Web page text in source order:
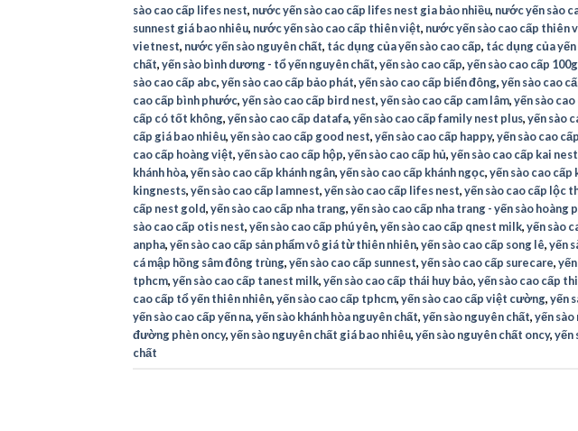
sào cao cấp lifes nest, nước yến sào cao cấp lifes nest gia bảo nhiều, nước yến sào
sunnest giá bao nhiêu, nước yến sào cao cấp thiên việt, nước yến sào cao cấp thiên
vietnest, nước yến sào nguyên chất, tác dụng của yến sào cao cấp, tác dụng của
chất,yến sào bình dương - tổ yến nguyên chất,yến sào cao cấp,yến sào cao cấp
sào cao cấp abc,yến sào cao cấp bảo phát,yến sào cao cấp biển đông,yến sào cao
cao cấp bình phước,yến sào cao cấp bird nest,yến sào cao cấp cam lâm,yến sào
cấp có tốt không,yến sào cao cấp datafa,yến sào cao cấp family nest plus,yến sào
cấp giá bao nhiêu,yến sào cao cấp good nest,yến sào cao cấp happy,yến sào cao
cao cấp hoàng việt,yến sào cao cấp hộp,yến sào cao cấp hủ,yến sào cao cấp kai nest
khánh hòa,yến sào cao cấp khánh ngân,yến sào cao cấp khánh ngọc,yến sào cao
kingnests,yến sào cao cấp lamnest,yến sào cao cấp lifes nest,yến sào cao cấp lộc
cấp nest gold,yến sào cao cấp nha trang,yến sào cao cấp nha trang - yến sào hoàng
sào cao cấp otis nest,yến sào cao cấp phú yên,yến sào cao cấp qnest milk,yến sào
anpha,yến sào cao cấp sản phẩm vô giá từ thiên nhiên,yến sào cao cấp song lê,yến
cá mập hồng sâm đông trùng,yến sào cao cấp sunnest,yến sào cao cấp surecare,
tphcm,yến sào cao cấp tanest milk,yến sào cao cấp thái huy bảo,yến sào cao cấp
cao cấp tổ yến thiên nhiên,yến sào cao cấp tphcm,yến sào cao cấp việt cường,yến
yến sào cao cấp yến na,yến sào khánh hòa nguyên chất,yến sào nguyên chất,yến
đường phèn oncy,yến sào nguyên chất giá bao nhiêu,yến sào nguyên chất oncy,yến
chất